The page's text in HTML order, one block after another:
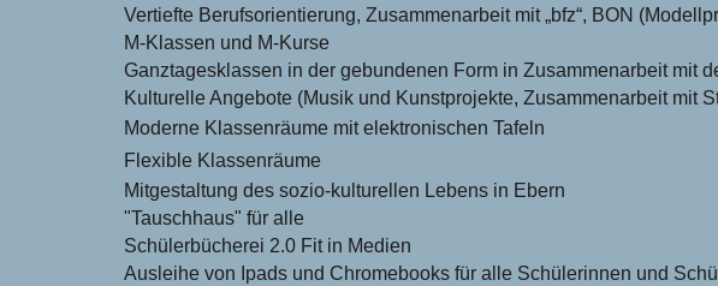
Vertiefte Berufsorientierung, Zusammenarbeit mit „bfz“, BON
M-Klassen und M-Kurse
Ganztagesklassen in der gebundenen Form in Zusammenarbeit mit
Kulturelle Angebote (Musik und Kunstprojekte, Zusammenarbeit mit
Moderne Klassenräume mit elektronischen Tafeln
Flexible Klassenräume
Mitgestaltung des sozio-kulturellen Lebens in Ebern
"Tauschhaus" für alle
Schülerbücherei 2.0 Fit in Medien
Ausleihe von Ipads und Chromebooks für alle Schülerinnen und